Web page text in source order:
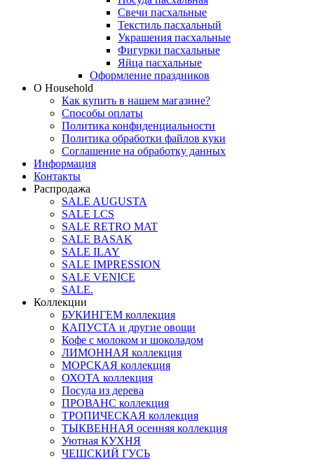
Свечи пасхальные
Текстиль пасхальный
Украшения пасхальные
Фигурки пасхальные
Яйца пасхальные
Оформление праздников
О Household
Как купить в нашем магазине?
Способы оплаты
Политика конфиденциальности
Политика обработки файлов куки
Соглашение на обработку данных
Информация
Контакты
Распродажа
SALE AUGUSTA
SALE LCS
SALE RETRO MAT
SALE BASAK
SALE ILAY
SALE IMPRESSION
SALE VENICE
SALE.
Коллекции
БУКИНГЕМ коллекция
КАПУСТА и другие овощи
Кофе с молоком и шоколадом
ЛИМОННАЯ коллекция
МОРСКАЯ коллекция
ОХОТА коллекция
Посуда из дерева
ПРОВАНС коллекция
ТРОПИЧЕСКАЯ коллекция
ТЫКВЕННАЯ осенняя коллекция
Уютная КУХНЯ
ЧЕШСКИЙ ГУСЬ